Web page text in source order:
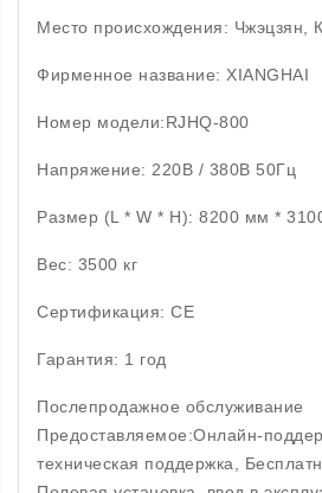
Место происхождения: Чжэцзян,
Фирменное название: XIANGHAI
Номер модели:RJHQ-800
Напряжение: 220В / 380В 50Гц
Размер (L * W * H): 8200 мм *
Вес: 3500 кг
Сертификация: CE
Гарантия: 1 год
Послепродажное обслуживание
Предоставляемое:Онлайн-
техническая поддержка,